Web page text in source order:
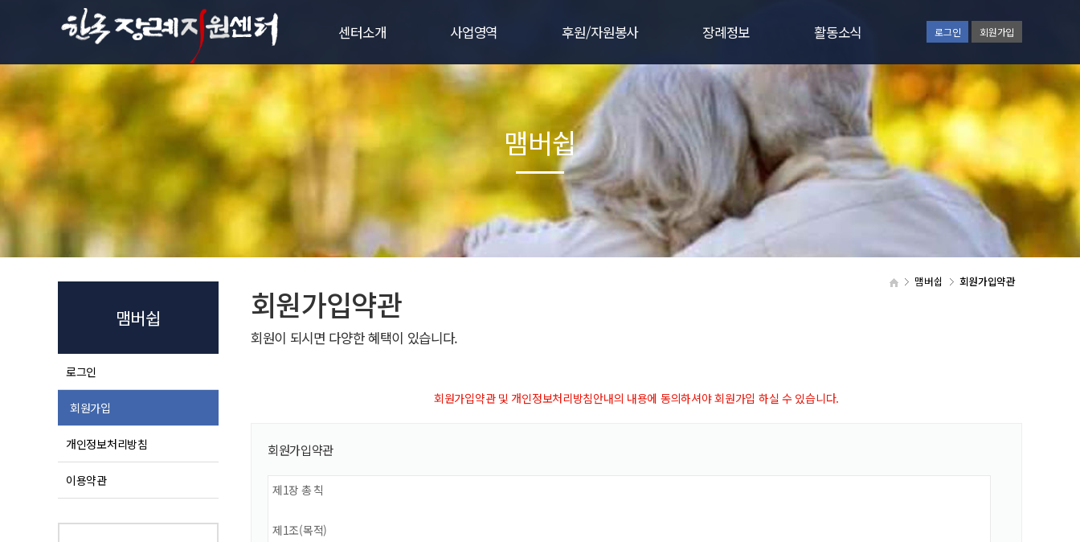
센터소개
센터소개
인사말
설립인허가
조직도
오시는 길
사업영역
주요사업
장례지원 사업
사후처리 사업
후원/자원봉사
후원/자원봉사
후원하시는 분
자원봉사활동
협약.제휴사
장례정보
법률정책
서류양식
질의응답
장례지원 절차
활동소식
공지사항
장례소식
활동소식
영상자료실
일정안내
로그인 회원가입
맴버쉽 회원가입약관
맴버쉽
맴버쉽
로그인
회원가입
개인정보처리방침
이용약관
회원가입약관
회원이 되시면 다양한 혜택이 있습니다.
회원가입약관 및 개인정보처리방침안내의 내용에 동의하셔야 회원가입 하실 수 있습니다.
회원가입약관